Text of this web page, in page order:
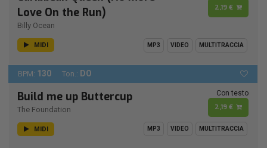
Love On the Run)
Billy Ocean
2,19 €
MIDI MP3 VIDEO MULTITRACCIA
BPM: 130 Ton.: DO
Build me up Buttercup
The Foundation
Con testo
2,19 €
MIDI MP3 VIDEO MULTITRACCIA